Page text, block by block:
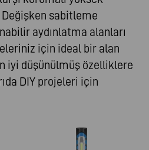
sabitleme
aydınlatma alanları
için ideal bir alan
iyi düşünülmüş özelliklere
DIY projeleri için